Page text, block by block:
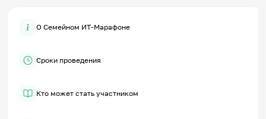
Словарь
Комиксы
Педагогам
О Семейном ИТ-Марафоне
Сроки проведения
Кто может стать участником